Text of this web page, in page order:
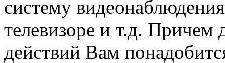
систему
телевизоре и т.д. Причем
действий Вам